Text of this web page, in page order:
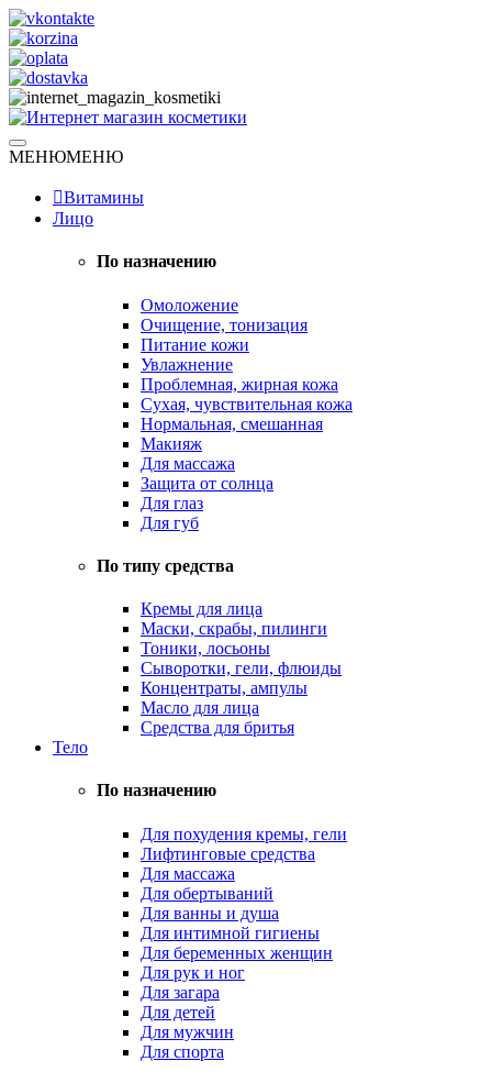
Skip
to
content
Интернет магазин косметики
Натуральная косметика
МЕНЮМЕНЮ
Витамины
Лицо
По назначению
Омоложение
Очищение, тонизация
Питание кожи
Увлажнение
Проблемная, жирная кожа
Сухая, чувствительная кожа
Нормальная, смешанная
Макияж
Для массажа
Защита от солнца
Для глаз
Для губ
По типу средства
Кремы для лица
Маски, скрабы, пилинги
Тоники, лосьоны
Сыворотки, гели, флюиды
Концентраты, ампулы
Масло для лица
Средства для бритья
Тело
По назначению
Для похудения кремы, гели
Лифтинговые средства
Для массажа
Для обертываний
Для ванны и душа
Для интимной гигиены
Для беременных женщин
Для рук и ног
Для загара
Для детей
Для мужчин
Для спорта